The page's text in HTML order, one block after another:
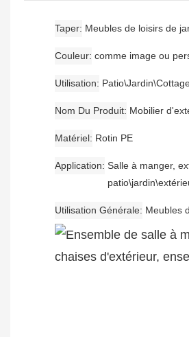
Taper Meubles de loisirs de
Couleur comme image ou
Utilisation
Nom Du Produit Mobilier
Matériel Rotin PE
Application Salle à manger,
Utilisation Générale Meubles